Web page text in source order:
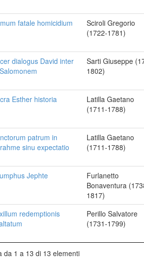
fatale homicidium
Sciroli Gregorio
(1722-1781)
dialogus David inter
Sarti Giuseppe
1802)
Esther historia
Latilla Gaetano
(1711-1788)
patrum in
sinu expectatio
Latilla Gaetano
(1711-1788)
Jephte
Furlanetto
Bonaventura
1817)
redemptionis
Perillo Salvatore
(1731-1799)
da 1 a 13 di 13 elementi